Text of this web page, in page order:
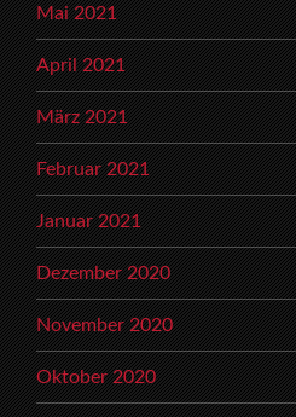
Mai 2021
April 2021
März 2021
Februar 2021
Januar 2021
Dezember 2020
November 2020
Oktober 2020